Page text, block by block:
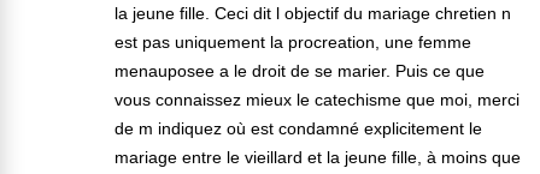
la jeune fille. Ceci dit l objectif du mariage chretien n
est pas uniquement la procreation, une femme
menauposee a le droit de se marier. Puis ce que
vous connaissez mieux le catechisme que moi, merci
de m indiquez où est condamné explicitement le
mariage entre le vieillard et la jeune fille, à moins que